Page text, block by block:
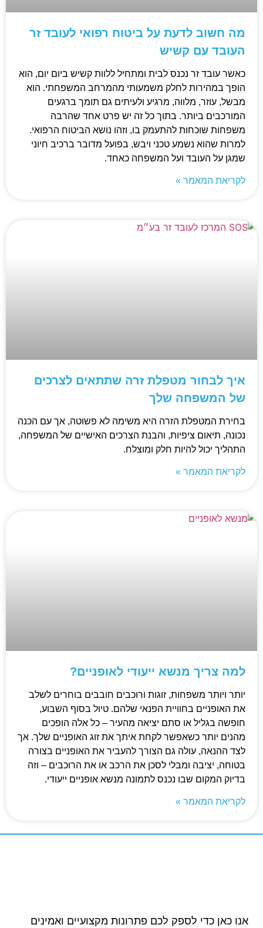
מה חשוב לדעת על ביטוח רפואי לעובד זר
העובד עם קשיש
כאשר עובד זר נכנס לבית ומתחיל ללוות קשיש ביום יום, הוא
הופך במהירות לחלק משמעותי מהמרחב המשפחתי. הוא
מבשל, עוזר, מלווה, מרגיע ולעיתים גם תומך ברגעים
המורכבים ביותר. בתוך כל זה יש פרט אחד שהרבה
משפחות שוכחות להתעמק בו, וזהו נושא הביטוח הרפואי.
למרות שהוא נשמע טכני ויבש, בפועל מדובר ברכיב חיוני
שמגן על העובד ועל המשפחה כאחד.
לקריאת המאמר »
איך לבחור מטפלת זרה שתתאים לצרכים
של המשפחה שלך
בחירת המטפלת הזרה היא משימה לא פשוטה, אך עם הכנה
נכונה, תיאום ציפיות, והבנת הצרכים האישיים של המשפחה,
התהליך יכול להיות חלק ומוצלח.
לקריאת המאמר »
למה צריך מנשא ייעודי לאופניים?
יותר ויותר משפחות, זוגות ורוכבים חובבים בוחרים לשלב
את האופניים בחוויית הפנאי שלהם. טיול בסוף השבוע,
חופשה בגליל או סתם יציאה מהעיר – כל אלה הופכים
מהנים יותר כשאפשר לקחת איתך את זוג האופניים שלך. אך
לצד ההנאה, עולה גם הצורך להעביר את האופניים בצורה
בטוחה, יציבה ומבלי לסכן את הרכב או את הרוכבים – וזה
בדיוק המקום שבו נכנס לתמונה מנשא אופניים ייעודי.
לקריאת המאמר »
אנו כאן כדי לספק לכם פתרונות מקצועיים ואמינים